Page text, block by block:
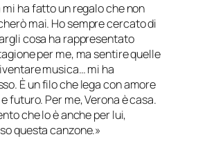
mi ha fatto un regalo che non
mai. Ho sempre cercato di
cosa ha rappresentato
per me, ma sentire quelle
musica… mi ha
È un filo che lega con amore
futuro. Per me, Verona è casa.
che lo è anche per lui,
questa canzone.»